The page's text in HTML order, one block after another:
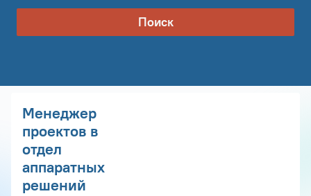
Поиск
Менеджер
проектов в
отдел
аппаратных
решений